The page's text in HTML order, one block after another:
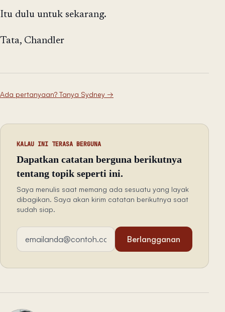
Itu dulu untuk sekarang.
Tata, Chandler
Ada pertanyaan? Tanya Sydney →
KALAU INI TERASA BERGUNA
Dapatkan catatan berguna berikutnya
tentang topik seperti ini.
Saya menulis saat memang ada sesuatu yang layak
dibagikan. Saya akan kirim catatan berikutnya saat
sudah siap.
Alamat email
Berlangganan